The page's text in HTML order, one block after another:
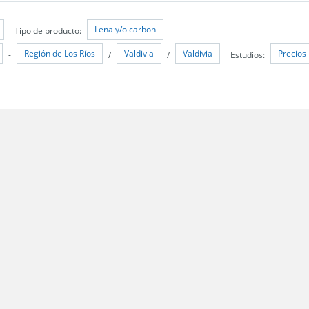
Tipo de producto: Lena y/o carbon
- Región de Los Ríos / Valdivia / Valdivia Estudios: Precios